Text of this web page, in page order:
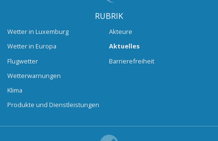
RUBRIK
Wetter in Luxemburg
Wetter in Europa
Flugwetter
Wetterwarnungen
Klima
Produkte und Dienstleistungen
Akteure
Aktuelles
Barrierefreiheit